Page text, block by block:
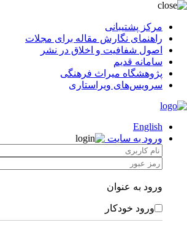
مرکز پشتیبانی
راهنمای نگارش مقاله برای مجلات
اصول شفافیت و اخلاق در نشر
سامانه قدیم
پژوهشگاه میراث فرهنگی
سرویس‌های ویراستاری
English
ورود به سایت
ورود به عنوان
ورود خودکار